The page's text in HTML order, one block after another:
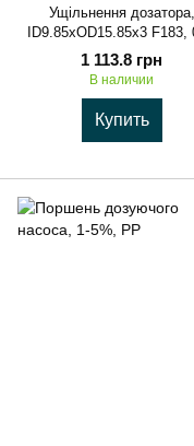
Ущільнення дозатора,
ID9.85xOD15.85x3 F183,
2%, V-EXT (посилене),
1 113.8 грн
В наличии
Купить